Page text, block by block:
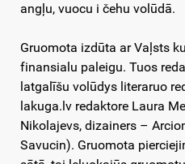
angļu, vuocu i čehu volūdā.
Gruomota izdūta ar Vaļsts
finansialu paleigu. Tuos
latgalīšu volūdys literaruo
lakuga.lv redaktore Laura
Nikolajevs, dizainers –
Savucin). Gruomota